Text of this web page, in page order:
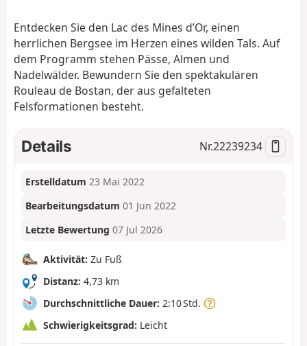
Entdecken Sie den Lac des Mines d’Or, einen
herrlichen Bergsee im Herzen eines wilden Tals. Auf
dem Programm stehen Pässe, Almen und
Nadelwälder. Bewundern Sie den spektakulären
Rouleau de Bostan, der aus gefalteten
Felsformationen besteht.
Details Nr.22239234
Erstelldatum 23 Mai 2022
Bearbeitungsdatum 01 Jun 2022
Letzte Bewertung 07 Jul 2026
Aktivität: Zu Fuß
Distanz: 4,73 km
Durchschnittliche Dauer: 2:10 Std.
Schwierigkeitsgrad: Leicht